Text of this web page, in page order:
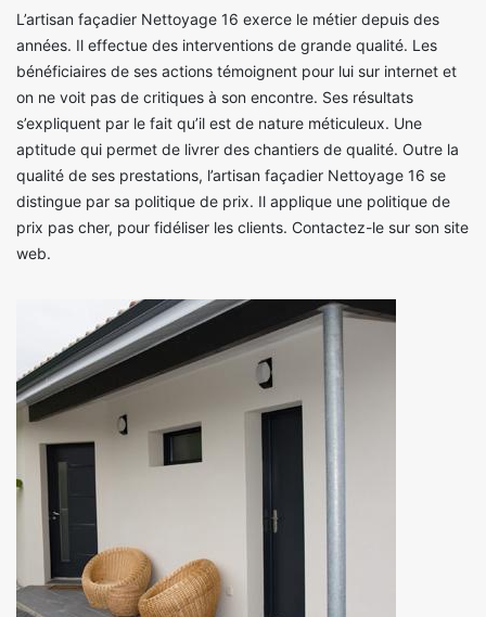
L’artisan façadier Nettoyage 16 exerce le métier depuis des
années. Il effectue des interventions de grande qualité. Les
bénéficiaires de ses actions témoignent pour lui sur internet et
on ne voit pas de critiques à son encontre. Ses résultats
s’expliquent par le fait qu’il est de nature méticuleux. Une
aptitude qui permet de livrer des chantiers de qualité. Outre la
qualité de ses prestations, l’artisan façadier Nettoyage 16 se
distingue par sa politique de prix. Il applique une politique de
prix pas cher, pour fidéliser les clients. Contactez-le sur son site
web.